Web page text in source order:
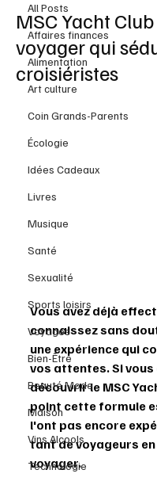
All Posts
Affaires finances
Alimentation
Art culture
Coin Grands-Parents
Écologie
Idées Cadeaux
Livres
Musique
Santé
Sexualité
Sports loisirs
Voyages
Bien-Être
Beauté Mode
Maison
Vins Alcools
Technologie
MSC Yacht
voyager qui
croisiéristes
Vous avez déjà
connaissez sans
une expérience qui
vos attentes. Si vous
découvrir le MSC
point cette formule
l'ont pas encore
tant de voyageurs
voyager.